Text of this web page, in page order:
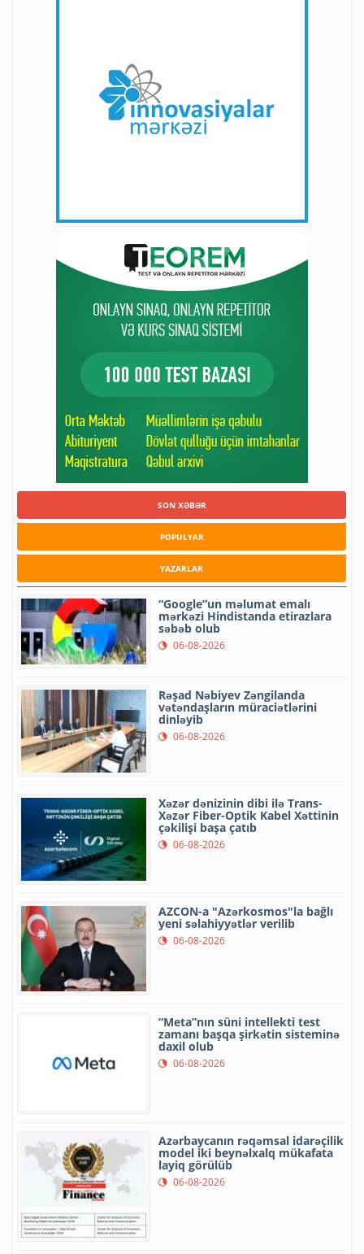
SON XƏBƏR
POPULYAR
YAZARLAR
“Google”un məlumat emalı
mərkəzi Hindistanda etirazlara
səbəb olub
06-08-2026
Rəşad Nəbiyev Zəngilanda
vətəndaşların müraciətlərini
dinləyib
06-08-2026
Xəzər dənizinin dibi ilə Trans-
Xəzər Fiber-Optik Kabel Xəttinin
çəkilişi başa çatıb
06-08-2026
AZCON-a "Azərkosmos"la bağlı
yeni səlahiyyətlər verilib
06-08-2026
“Meta”nın süni intellekti test
zamanı başqa şirkətin sisteminə
daxil olub
06-08-2026
Azərbaycanın rəqəmsal idarəçilik
model iki beynəlxalq mükafata
layiq görülüb
06-08-2026